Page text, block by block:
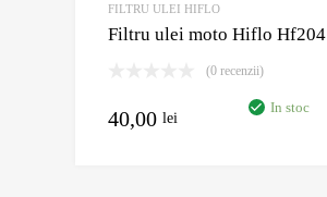
FILTRU ULEI HIFLO
Filtru ulei moto Hiflo Hf204
(0 recenzii)
40,00 lei
In stoc